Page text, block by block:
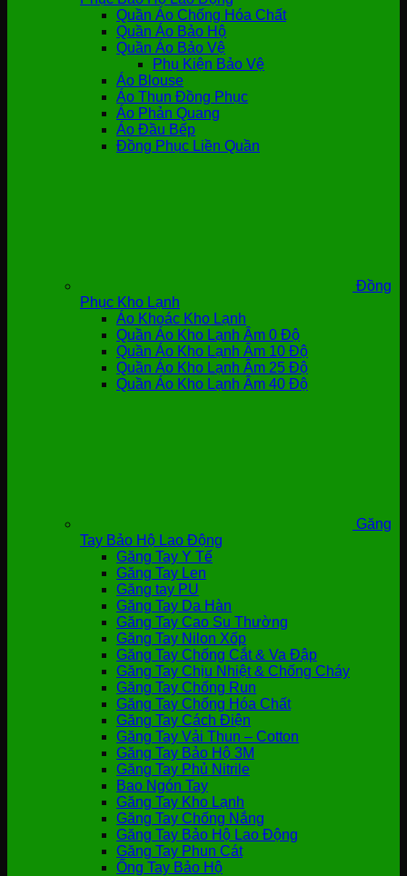
Quần Áo Chống Hóa Chất
Quần Áo Bảo Hộ
Quần Áo Bảo Vệ
Phụ Kiện Bảo Vệ
Áo Blouse
Áo Thun Đồng Phục
Áo Phản Quang
Áo Đầu Bếp
Đồng Phục Liền Quần
Đồng
Phục Kho Lạnh
Áo Khoác Kho Lạnh
Quần Áo Kho Lạnh Âm 0 Độ
Quần Áo Kho Lạnh Âm 10 Độ
Quần Áo Kho Lạnh Âm 25 Độ
Quần Áo Kho Lạnh Âm 40 Độ
Găng
Tay Bảo Hộ Lao Động
Găng Tay Y Tế
Găng Tay Len
Găng tay PU
Găng Tay Da Hàn
Găng Tay Cao Su Thường
Găng Tay Nilon Xốp
Găng Tay Chống Cắt & Va Đập
Găng Tay Chịu Nhiệt & Chống Cháy
Găng Tay Chống Run
Găng Tay Chống Hóa Chất
Găng Tay Cách Điện
Găng Tay Vải Thun – Cotton
Găng Tay Bảo Hộ 3M
Găng Tay Phủ Nitrile
Bao Ngón Tay
Găng Tay Kho Lạnh
Găng Tay Chống Nắng
Găng Tay Bảo Hộ Lao Động
Găng Tay Phun Cát
Ống Tay Bảo Hộ